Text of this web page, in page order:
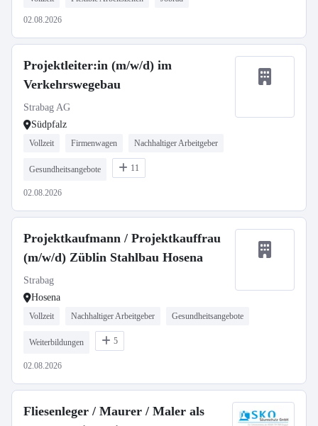
02.08.2026
Projektleiter:in (m/w/d) im
Verkehrswegebau
Strabag AG
Südpfalz
Vollzeit Firmenwagen Nachhaltiger Arbeitgeber
Gesundheitsangebote 11
02.08.2026
Projektkaufmann / Projektkauffrau
(m/w/d) Züblin Stahlbau Hosena
Strabag
Hosena
Vollzeit Nachhaltiger Arbeitgeber Gesundheitsangebote
Weiterbildungen 5
02.08.2026
Fliesenleger / Maurer / Maler als